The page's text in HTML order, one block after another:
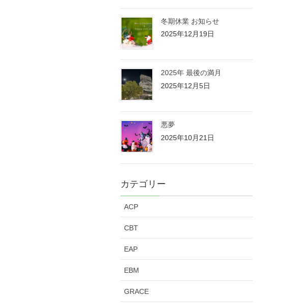
冬期休業 お知らせ
2025年12月19日
2025年 最後の満月
2025年12月5日
悪夢
2025年10月21日
カテゴリー
ACP
CBT
EAP
EBM
GRACE